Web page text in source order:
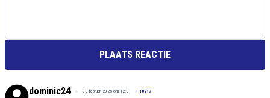
PLAATS REACTIE
dominic24 03 februari 2025 om 12:31 + 10217